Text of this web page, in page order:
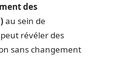
des
au sein de
révéler des
sans changement